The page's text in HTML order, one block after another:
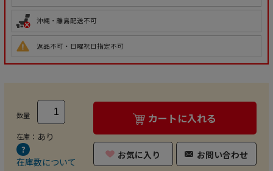
沖縄・離島配送不可
返品不可・日曜祝日指定不可
数量
在庫： あり
在庫数について
カートに入れる
お気に入り お問い合わせ